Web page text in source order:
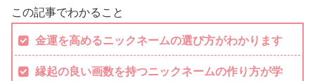
この記事でわかること
金運を高めるニックネームの選び方がわかります
縁起の良い画数を持つニックネームの作り方が学